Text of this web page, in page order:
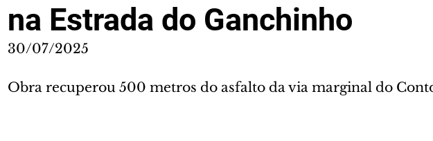
na Estrada do Ganchinho
30/07/2025
Obra recuperou 500 metros do asfalto da via marginal do